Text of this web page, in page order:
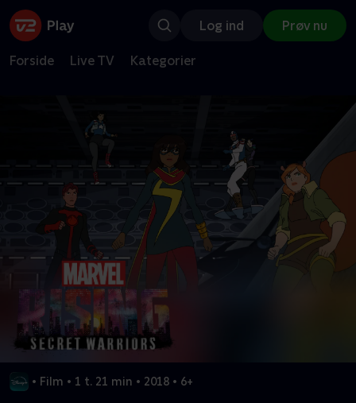
Log ind Prøv nu
Forside Live TV Kategorier
• Film • 1 t. 21 min • 2018 • 6+